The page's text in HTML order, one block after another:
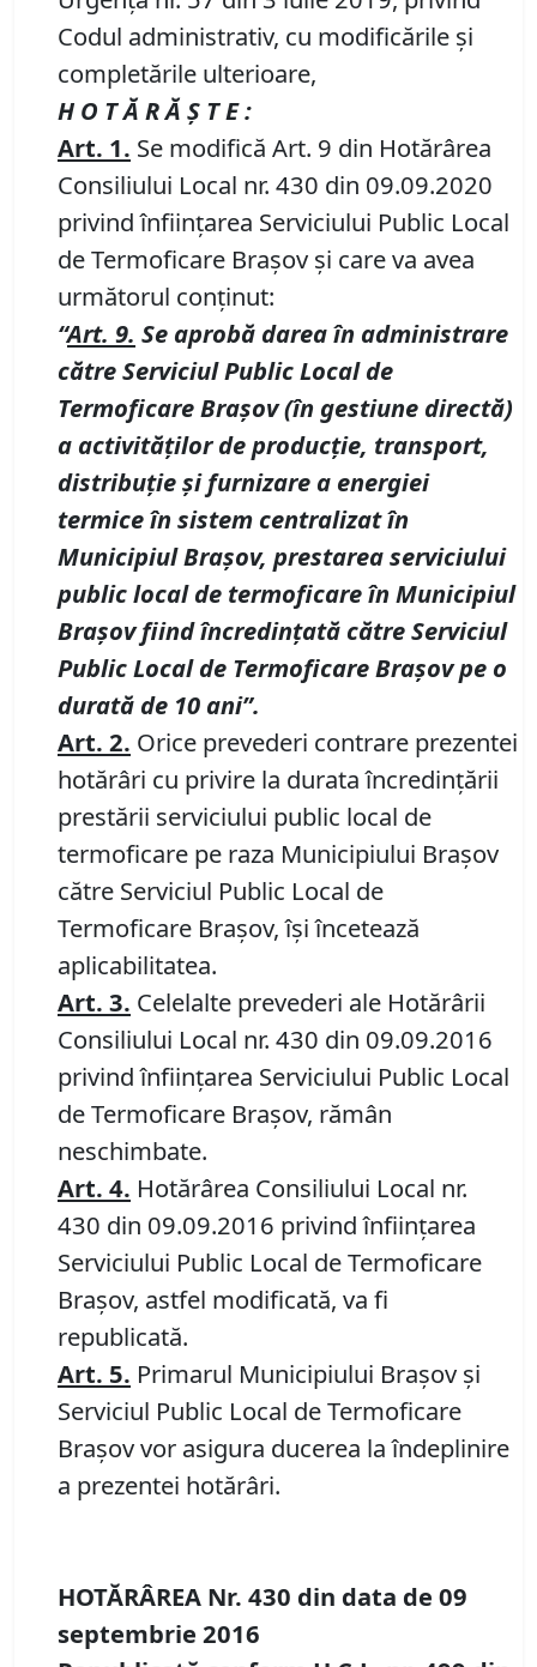
Codul administrativ, cu modificările și
completările ulterioare,
H O T Ă R Ă Ş T E :
Art. 1. Se modifică Art. 9 din Hotărârea
Consiliului Local nr. 430 din 09.09.2020
privind înfiinţarea Serviciului Public Local
de Termoficare Braşov şi care va avea
următorul conţinut:
“Art. 9. Se aprobă darea în administrare
către Serviciul Public Local de
Termoficare Braşov (în gestiune directă)
a activităţilor de producţie, transport,
distribuţie şi furnizare a energiei
termice în sistem centralizat în
Municipiul Braşov, prestarea serviciului
public local de termoficare în Municipiul
Braşov fiind încredinţată către Serviciul
Public Local de Termoficare Braşovpe o
durată de 10 ani”.
Art. 2. Orice prevederi contrare prezentei
hotărâri cu privire la durata încredinţării
prestării serviciului public local de
termoficare pe raza Municipiului Braşov
către Serviciul Public Local de
Termoficare Braşov, îşi încetează
aplicabilitatea.
Art. 3. Celelalte prevederi ale Hotărârii
Consiliului Local nr. 430 din 09.09.2016
privind înfiinţarea Serviciului Public Local
de Termoficare Braşov, rămân
neschimbate.
Art. 4. Hotărârea Consiliului Local nr.
430 din 09.09.2016 privind înfiinţarea
Serviciului Public Local de Termoficare
Braşov, astfel modificată, va fi
republicată.
Art. 5. Primarul Municipiului Braşov şi
Serviciul Public Local de Termoficare
Braşov vor asigura ducerea la îndeplinire
a prezentei hotărâri.
HOTĂRÂREA Nr. 430 din data de 09
septembrie 2016